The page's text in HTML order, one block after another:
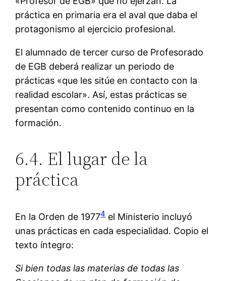
práctica en primaria era el aval que daba el
protagonismo al ejercicio profesional.
El alumnado de tercer curso de Profesorado
de EGB deberá realizar un periodo de
prácticas «que les sitúe en contacto con la
realidad escolar». Así, estas prácticas se
presentan como contenido continuo en la
formación.
6.4. El lugar de la
práctica
En la Orden de 19774el Ministerio incluyó
unas prácticas en cada especialidad. Copio el
texto íntegro:
Si bien todas las materias de todas las